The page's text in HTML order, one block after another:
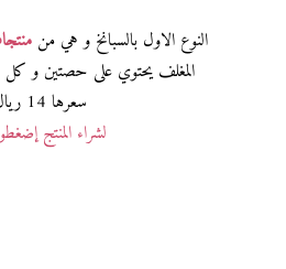
النوع الاول بالسبانخ و هي من
المغلف يحتوي على حصتين و كل حصة
سعرها 14 ريال
لشراء المنتج